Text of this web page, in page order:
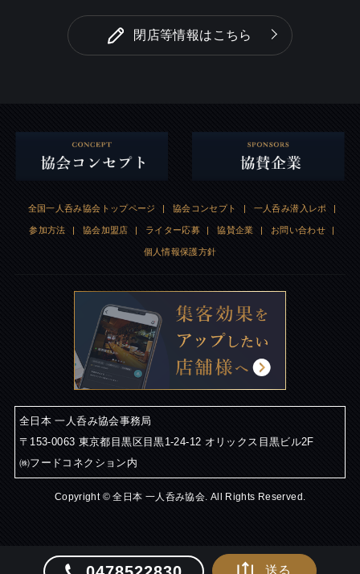
送る
閉店等情報はこちら
全国一人呑み協会トップページ | 協会コンセプト | 一人呑み潜入レポ |
参加方法 | 協会加盟店 | ライター応募 | 協賛企業 | お問い合わせ |
個人情報保護方針
全日本 一人呑み協会事務局
〒153-0063 東京都目黒区目黒1-24-12 オリックス目黒ビル2F
㈱フードコネクション内
Copyright © 全日本 一人呑み協会. All Rights Reserved.